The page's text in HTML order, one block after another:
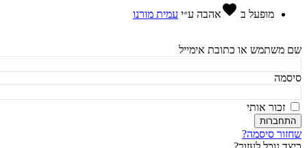
מופעל בfavorite אהבהע״י עמית מורנו
או כתובת אימייל
זכור אותי
סיסמה?